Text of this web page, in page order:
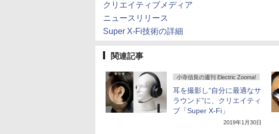
クリエイティブメディア
ニュースリリース
Super X-Fi技術の詳細
関連記事
小寺信良の週刊 Electric Zooma!
耳を撮影し“自分に最適なサ
ラウンド”に、クリエイティ
ブ「Super X-Fi」
2019年1月30日